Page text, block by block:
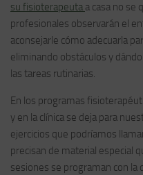
su fisioterapeuta a casa no se
profesionales observarán el
aconsejarle cómo adecuarla
eliminando obstáculos y
las tareas rutinarias.
En los programas
y en la clínica se deja para
ejercicios que podríamos
precisan de material especial
sesiones se programan con la